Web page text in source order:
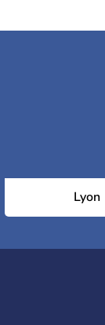
Lyon